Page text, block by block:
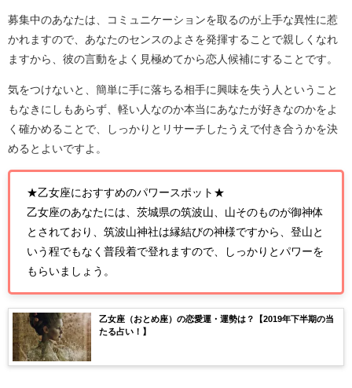
募集中のあなたは、コミュニケーションを取るのが上手な異性に惹
かれますので、あなたのセンスのよさを発揮することで親しくなれ
ますから、彼の言動をよく見極めてから恋人候補にすることです。
気をつけないと、簡単に手に落ちる相手に興味を失う人ということ
もなきにしもあらず、軽い人なのか本当にあなたが好きなのかをよ
く確かめることで、しっかりとリサーチしたうえで付き合うかを決
めるとよいですよ。
★乙女座におすすめのパワースポット★
乙女座のあなたには、茨城県の筑波山、山そのものが御神体
とされており、筑波山神社は縁結びの神様ですから、登山と
いう程でもなく普段着で登れますので、しっかりとパワーを
もらいましょう。
乙女座（おとめ座）の恋愛運・運勢は？【2019年下半期の当
たる占い！】